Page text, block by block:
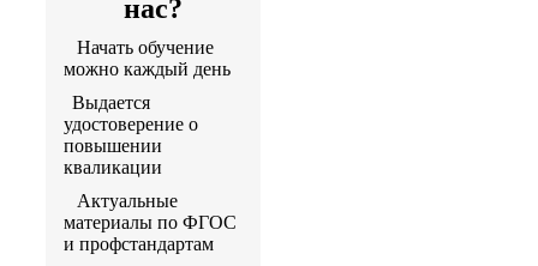
нас?
Начать обучение
можно каждый день
Выдается
удостоверение о
повышении
кваликации
Актуальные
материалы по ФГОС
и профстандартам